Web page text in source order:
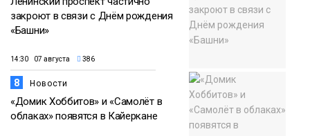
закроют в связи с Днём рождения
«Башни»
14:30 07 августа 386
8 Новости
«Домик Хоббитов» и «Самолёт в
облаках» появятся в Кайеркане